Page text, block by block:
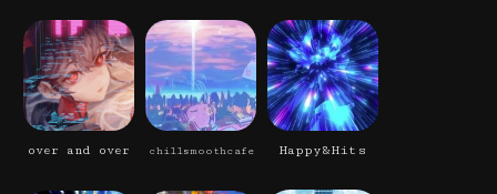
over and over chillsmoothcafe Happy&Hits